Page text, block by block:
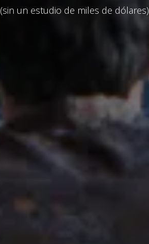
(sin un estudio de miles de dólares)